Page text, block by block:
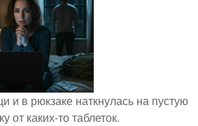
и в рюкзаке наткнулась на пустую
от каких-то таблеток.